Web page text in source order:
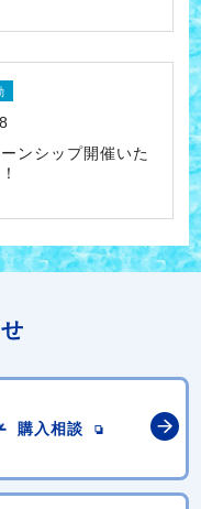
ンシップ開催いた
購入相談